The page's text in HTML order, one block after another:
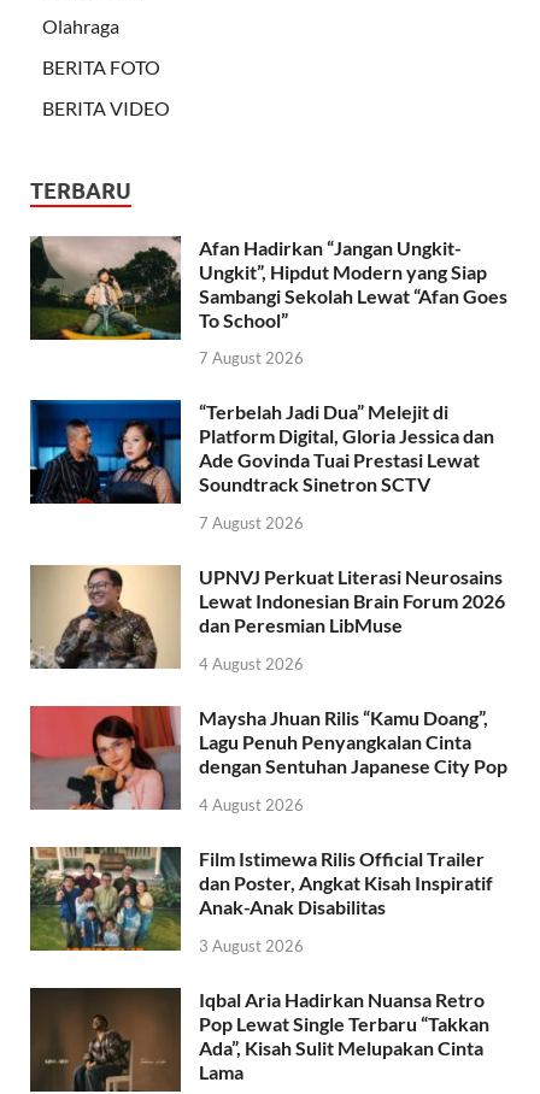
Olahraga
BERITA FOTO
BERITA VIDEO
TERBARU
Afan Hadirkan “Jangan Ungkit-
Ungkit”, Hipdut Modern yang Siap
Sambangi Sekolah Lewat “Afan Goes
To School”
7 August 2026
“Terbelah Jadi Dua” Melejit di
Platform Digital, Gloria Jessica dan
Ade Govinda Tuai Prestasi Lewat
Soundtrack Sinetron SCTV
7 August 2026
UPNVJ Perkuat Literasi Neurosains
Lewat Indonesian Brain Forum 2026
dan Peresmian LibMuse
4 August 2026
Maysha Jhuan Rilis “Kamu Doang”,
Lagu Penuh Penyangkalan Cinta
dengan Sentuhan Japanese City Pop
4 August 2026
Film Istimewa Rilis Official Trailer
dan Poster, Angkat Kisah Inspiratif
Anak-Anak Disabilitas
3 August 2026
Iqbal Aria Hadirkan Nuansa Retro
Pop Lewat Single Terbaru “Takkan
Ada”, Kisah Sulit Melupakan Cinta
Lama